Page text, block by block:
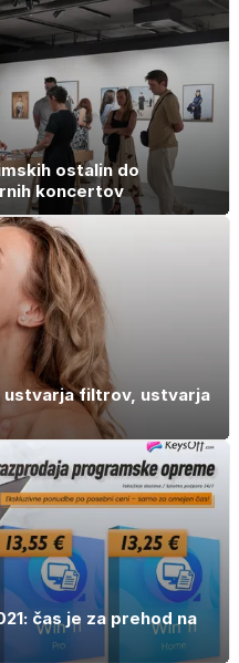
ostalin do
koncertov
ustvarja filtrov, ustvarja
čas je za prehod na